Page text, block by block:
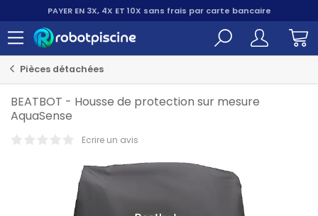
PAYER EN 3X, 4X ET 10X sans frais par carte bancaire
Pièces détachées
BEATBOT - Housse de protection sur mesure
AquaSense
Ecrire un avis